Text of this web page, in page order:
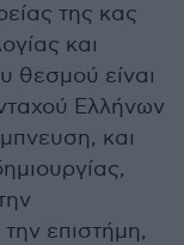
της κας
και
θεσμού είναι
Ελλήνων
και
επιστήμη,